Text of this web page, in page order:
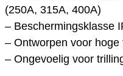
(250A, 315A, 400A)
– Beschermingsklasse
– Ontworpen voor hoge
– Ongevoelig voor